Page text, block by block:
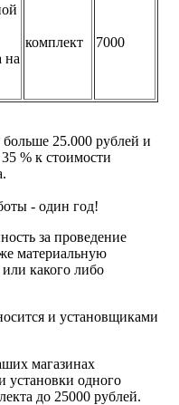
на
комплект 7000
25.000 рублей и
% к стоимости
- один год!
за проведение
материальную
или какого либо
и установщиками
магазинах
установки одного
до 25000 рублей.